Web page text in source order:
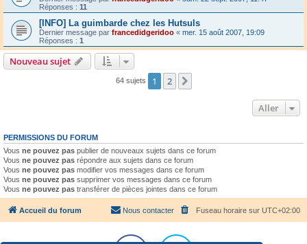
Réponses : 11
[INFO] La guimbarde chez les Hutsuls
Dernier message par francedidgeridoo « mer. 15 août 2007, 19:09
Réponses : 1
Nouveau sujet
64 sujets 1 2
Aller
PERMISSIONS DU FORUM
Vous ne pouvez pas publier de nouveaux sujets dans ce forum
Vous ne pouvez pas répondre aux sujets dans ce forum
Vous ne pouvez pas modifier vos messages dans ce forum
Vous ne pouvez pas supprimer vos messages dans ce forum
Vous ne pouvez pas transférer de pièces jointes dans ce forum
Accueil du forum Fuseau horaire sur UTC+02:00
Nous contacter